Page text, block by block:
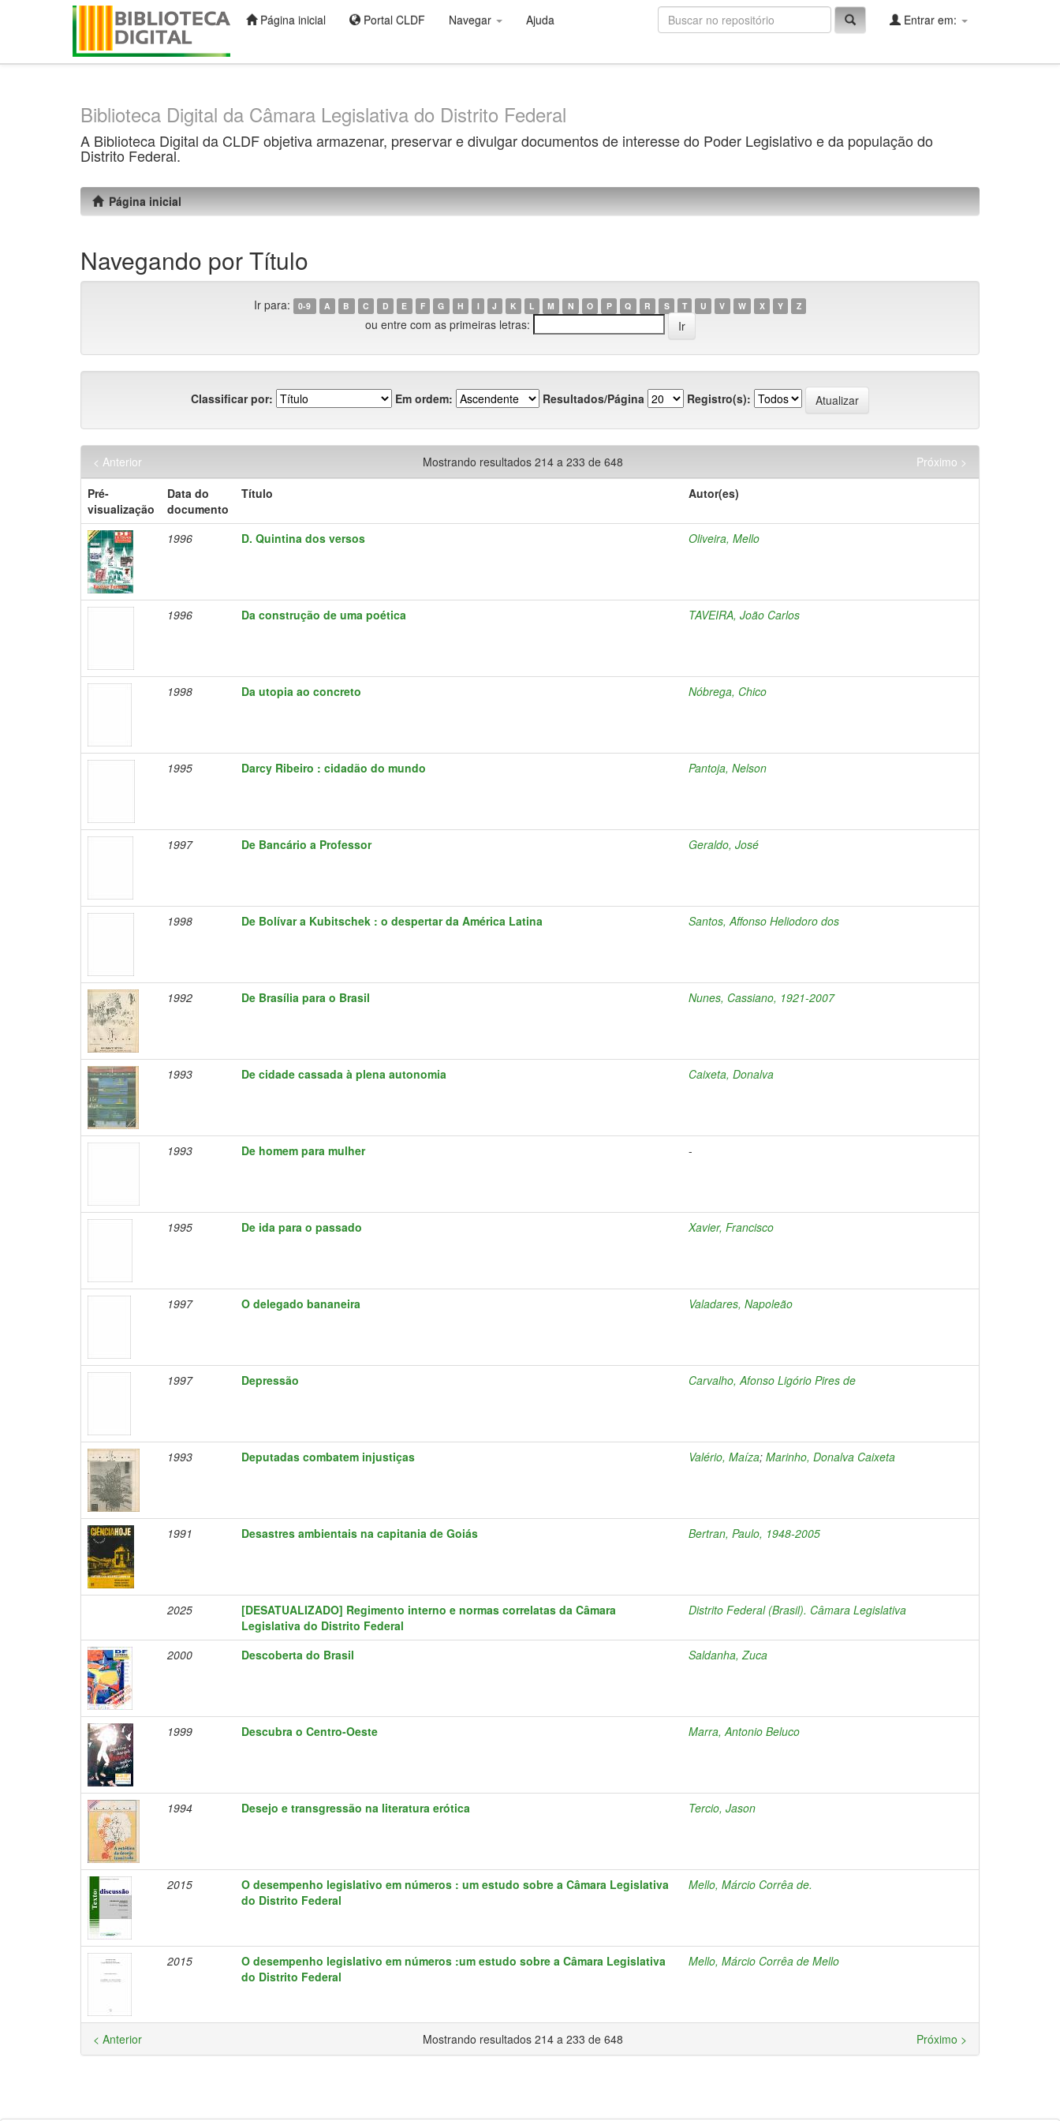
Página inicial Portal CLDF Navegar Ajuda Entrar em:
Biblioteca Digital da Câmara Legislativa do Distrito Federal
A Biblioteca Digital da CLDF objetiva armazenar, preservar e divulgar documentos de interesse do Poder Legislativo e da população do
Distrito Federal.
Página inicial
Navegando por Título
Ir para: 0-9 A B C D E F G H I J K L M N O P Q R S T U V W X Y Z
ou entre com as primeiras letras:
Classificar por: Em ordem: Resultados/Página Registro(s):
Mostrando resultados 214 a 233 de 648
< Anterior
Próximo >
Pré-
visualização
Data do
documento
Título Autor(es)
1996 D. Quintina dos versos Oliveira, Mello
1996 Da construção de uma poética TAVEIRA, João Carlos
1998 Da utopia ao concreto Nóbrega, Chico
1995 Darcy Ribeiro : cidadão do mundo Pantoja, Nelson
1997 De Bancário a Professor Geraldo, José
1998 De Bolívar a Kubitschek : o despertar da América Latina Santos, Affonso Heliodoro dos
1992 De Brasília para o Brasil Nunes, Cassiano, 1921-2007
1993 De cidade cassada à plena autonomia Caixeta, Donalva
1993 De homem para mulher -
1995 De ida para o passado Xavier, Francisco
1997 O delegado bananeira Valadares, Napoleão
1997 Depressão Carvalho, Afonso Ligório Pires de
1993 Deputadas combatem injustiças Valério, Maíza; Marinho, Donalva Caixeta
1991 Desastres ambientais na capitania de Goiás Bertran, Paulo, 1948-2005
2025
[DESATUALIZADO] Regimento interno e normas correlatas da Câmara
Legislativa do Distrito Federal
Distrito Federal (Brasil). Câmara Legislativa
2000 Descoberta do Brasil Saldanha, Zuca
1999 Descubra o Centro-Oeste Marra, Antonio Beluco
1994 Desejo e transgressão na literatura erótica Tercio, Jason
2015
O desempenho legislativo em números : um estudo sobre a Câmara Legislativa
do Distrito Federal
Mello, Márcio Corrêa de.
2015
O desempenho legislativo em números :um estudo sobre a Câmara Legislativa
do Distrito Federal
Mello, Márcio Corrêa de Mello
Mostrando resultados 214 a 233 de 648
< Anterior Próximo >